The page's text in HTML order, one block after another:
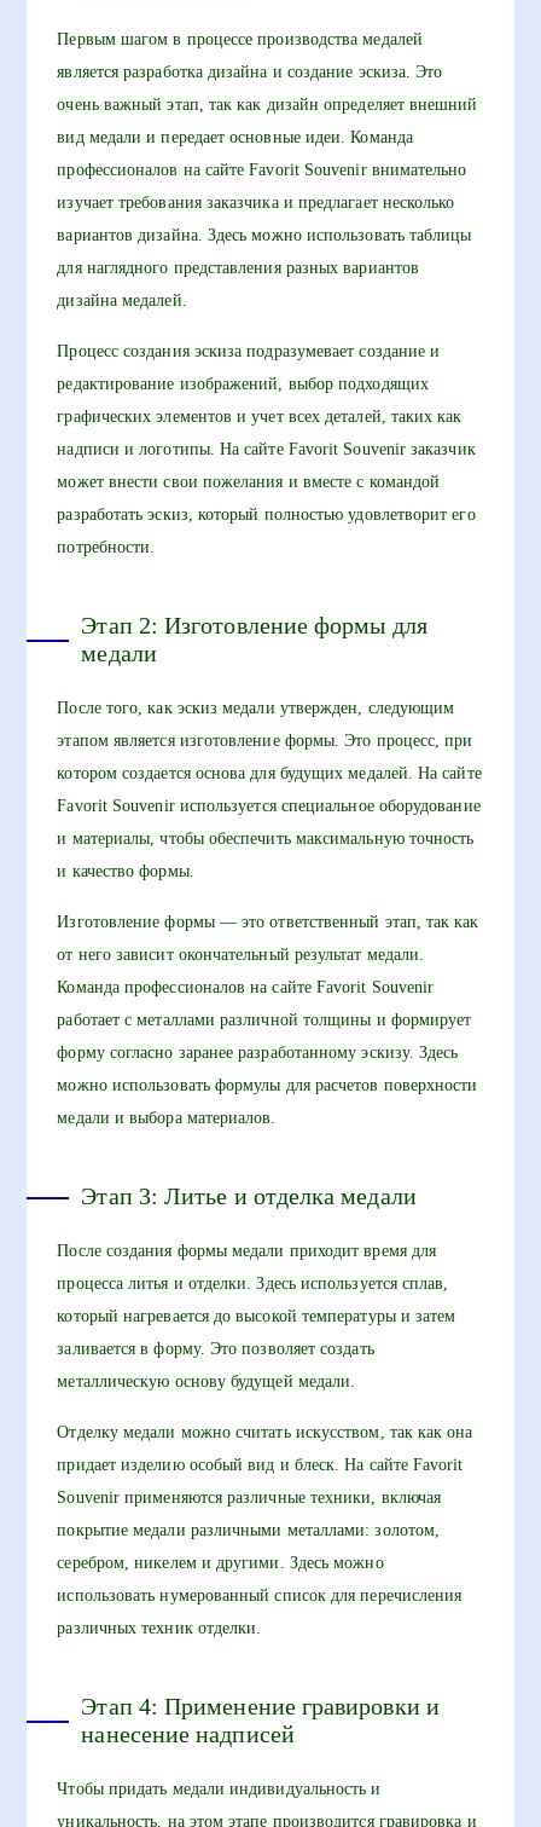
Первым шагом в процессе производства медалей
является разработка дизайна и создание эскиза. Это
очень важный этап, так как дизайн определяет внешний
вид медали и передает основные идеи. Команда
профессионалов на сайте Favorit Souvenir внимательно
изучает требования заказчика и предлагает несколько
вариантов дизайна. Здесь можно использовать таблицы
для наглядного представления разных вариантов
дизайна медалей.
Процесс создания эскиза подразумевает создание и
редактирование изображений, выбор подходящих
графических элементов и учет всех деталей, таких как
надписи и логотипы. На сайте Favorit Souvenir заказчик
может внести свои пожелания и вместе с командой
разработать эскиз, который полностью удовлетворит его
потребности.
Этап 2: Изготовление формы для
медали
После того, как эскиз медали утвержден, следующим
этапом является изготовление формы. Это процесс, при
котором создается основа для будущих медалей. На сайте
Favorit Souvenir используется специальное оборудование
и материалы, чтобы обеспечить максимальную точность
и качество формы.
Изготовление формы — это ответственный этап, так как
от него зависит окончательный результат медали.
Команда профессионалов на сайте Favorit Souvenir
работает с металлами различной толщины и формирует
форму согласно заранее разработанному эскизу. Здесь
можно использовать формулы для расчетов поверхности
медали и выбора материалов.
Этап 3: Литье и отделка медали
После создания формы медали приходит время для
процесса литья и отделки. Здесь используется сплав,
который нагревается до высокой температуры и затем
заливается в форму. Это позволяет создать
металлическую основу будущей медали.
Отделку медали можно считать искусством, так как она
придает изделию особый вид и блеск. На сайте Favorit
Souvenir применяются различные техники, включая
покрытие медали различными металлами: золотом,
серебром, никелем и другими. Здесь можно
использовать нумерованный список для перечисления
различных техник отделки.
Этап 4: Применение гравировки и
нанесение надписей
Чтобы придать медали индивидуальность и
уникальность, на этом этапе производится гравировка и